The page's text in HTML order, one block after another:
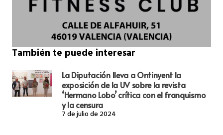
También te puede interesar
La Diputación lleva a Ontinyent la
exposición de la UV sobre la revista
‘Hermano Lobo’ crítica con el franquismo
y la censura
7 de julio de 2024